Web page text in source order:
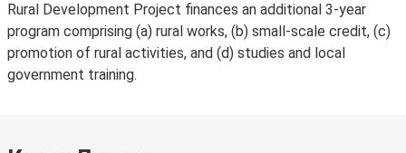
Rural Development Project finances an additional 3-year
program comprising (a) rural works, (b) small-scale credit, (c)
promotion of rural activities, and (d) studies and local
government training.